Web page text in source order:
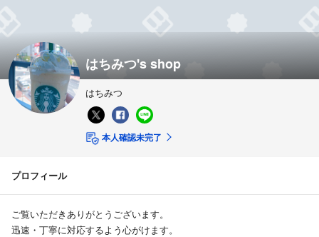
はちみつ's shop
はちみつ
本人確認未完了
プロフィール
ご覧いただきありがとうございます。
迅速・丁寧に対応するよう心がけます。